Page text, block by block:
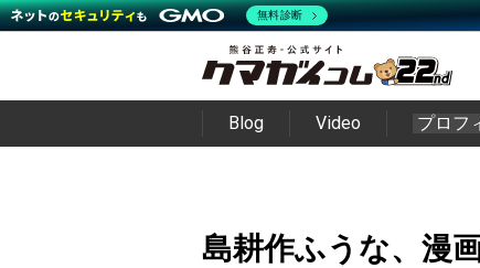
Blog Video プロフ
島耕作ふうな、漫
無料診断